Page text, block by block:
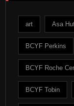
art Asa
BCYF Perkins
BCYF Roche
BCYF Tobin